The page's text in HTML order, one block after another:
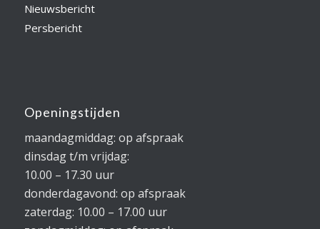
Nieuwsbericht
Persbericht
Openingstijden
maandagmiddag: op afspraak
dinsdag t/m vrijdag:
10.00 – 17.30 uur
donderdagavond: op afspraak
zaterdag: 10.00 – 17.00 uur